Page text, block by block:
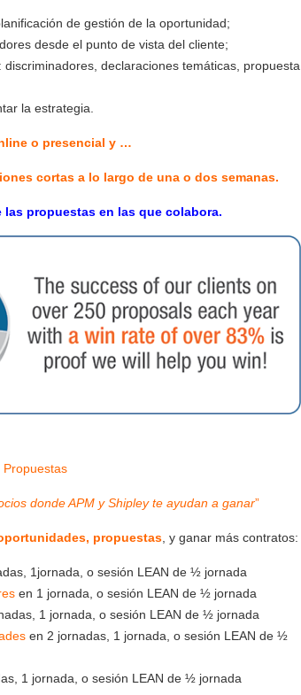
de gestión de la oportunidad;
desde el punto de vista del cliente;
declaraciones temáticas, propuesta
la estrategia.
o presencial y …
cortas a lo largo de una o dos semanas.
las propuestas en las que colabora.
Propuestas
donde APM y Shipley te ayudan a ganar”
propuestas , y ganar más contratos:
1jornada, o sesión LEAN de ½ jornada
en 1 jornada, o sesión LEAN de ½ jornada
1 jornada, o sesión LEAN de ½ jornada
en 2 jornadas, 1 jornada, o sesión LEAN de ½
1 jornada, o sesión LEAN de ½ jornada